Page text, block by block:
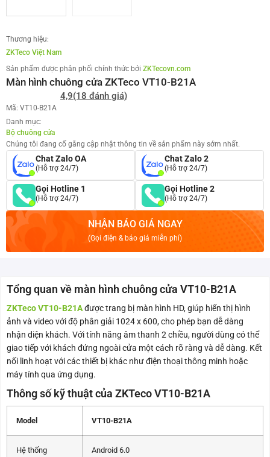
Thương hiệu:
ZKTeco Việt Nam
Sản phẩm được phân phối chính thức bởi ZKTecovn.com
Màn hình chuông cửa ZKTeco VT10-B21A
4,9(18 đánh giá)
Mã: VT10-B21A
Danh mục:
Bộ chuông cửa
Chúng tôi đang cố gắng cập nhật thông tin về sản phẩm này sớm nhất.
Chat Zalo OA
(Hỗ trợ 24/7)
Chat Zalo 2
(Hỗ trợ 24/7)
Gọi Hotline 1
(Hỗ trợ 24/7)
Gọi Hotline 2
(Hỗ trợ 24/7)
NHẬN BÁO GIÁ NGAY
(Gọi điện & báo giá miễn phí)
Tổng quan về màn hình chuông cửa VT10-B21A
ZKTeco VT10-B21Ađược trang bị màn hình HD, giúp hiển thị hình
ảnh và video với độ phân giải 1024 x 600, cho phép bạn dễ dàng
nhận diện khách. Với tính năng âm thanh 2 chiều, người dùng có thể
giao tiếp với khách đứng ngoài cửa một cách rõ ràng và dễ dàng. Kết
nối linh hoạt với các thiết bị khác như điện thoại thông minh hoặc
máy tính qua ứng dụng.
Thông số kỹ thuật của ZKTeco VT10-B21A
Model VT10-B21A
Hệ thống Android 6.0